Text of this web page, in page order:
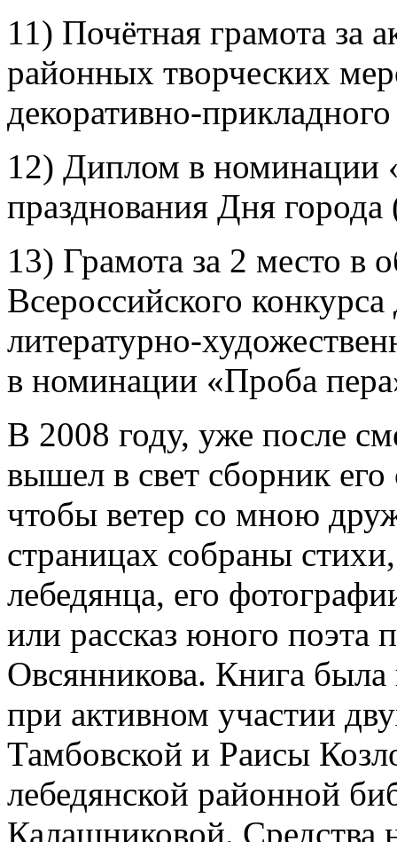
11) Почётная грамота за
районных творческих
декоративно-
12) Диплом в номинации
празднования Дня города
13) Грамота за 2 место в
Всероссийского
литературно-
в номинации «Проба
В 2008 году, уже после
вышел в свет сборник
чтобы ветер со мною
страницах собраны
лебедянца, его
или рассказ юного
Овсянникова. Книга была
при активном участии
Тамбовской и Раисы
лебедянской районной
Калашниковой. Средства